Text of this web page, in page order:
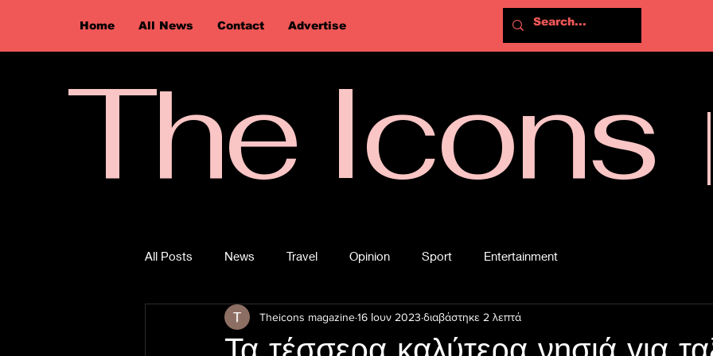
Home All News Contact Advertise
The Icons
All Posts News Travel Opinion Sport Entertainment
Theicons magazine16 Ιουν 2023 διαβάστηκε 2 λεπτά